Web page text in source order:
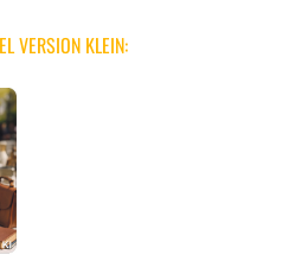
VERSION KLEIN: